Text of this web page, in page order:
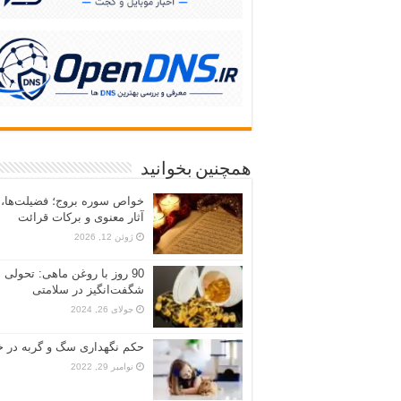
همچنین بخوانید
خواص سوره بروج؛ فضیلت‌ها،
آثار معنوی و برکات قرائت
ژوئن 12, 2026
90 روز با روغن ماهی: تحولی
شگفت‌انگیز در سلامتی
جولای 26, 2024
حکم نگهداری سگ و گربه در
نوامبر 29, 2022